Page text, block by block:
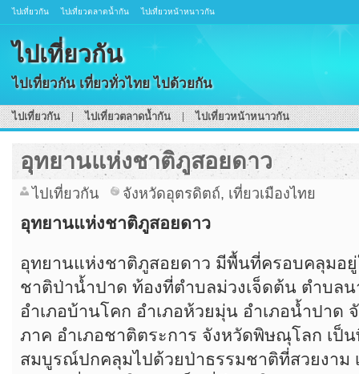
ไปเที่ยวกัน ไปเที่ยวตลาดน้ำกัน ไปเที่ยวหน้าหนาวกัน
ไปเที่ยวกัน
ไปเที่ยวกัน เที่ยวทั่วไทย ไปด้วยกัน
ไปเที่ยวกัน ไปเที่ยวตลาดน้ำกัน ไปเที่ยวหน้าหนาวกัน
อุทยานแห่งชาติภูสอยดาว
ไปเที่ยวกัน จังหวัดอุตรดิตถ์, เที่ยวเมืองไทย
อุทยานแห่งชาติภูสอยดาว
อุทยานแห่งชาติภูสอยดาว มีพื้นที่ครอบคลุมอ
ชาติป่าน้ำปาด ท้องที่ตำบลม่วงเจ็ดต้น ตำบล
อำเภอบ้านโคก อำเภอห้วยมุ่น อำเภอน้ำปาด
ภาค อำเภอชาติตระการ จังหวัดพิษณุโลก เป็
สมบูรณ์ปกคลุมไปด้วยป่าธรรมชาติที่สวยงาม